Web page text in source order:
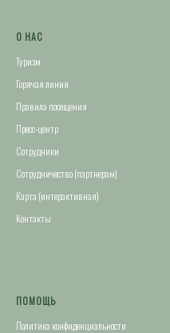
О НАС
Туризм
Горячая линия
Правила посещения
Пресс-центр
Сотрудники
Сотрудничество (партнерам)
Карта (интерактивная)
Контакты
ПОМОЩЬ
Политика конфиденциальности